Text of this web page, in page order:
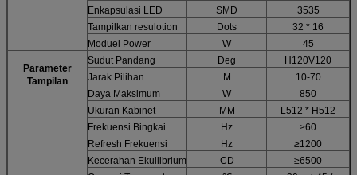
Enkapsulasi LED
SMD
3535
Tampilkan resulotion
Dots
32 * 16
Moduel Power
W 45
Parameter
Tampilan
Sudut Pandang Deg
H120V120
Jarak Pilihan
M
10-70
Daya Maksimum
W
850
Ukuran Kabinet
MM
L512 * H512
Frekuensi Bingkai
Hz
≥60
Refresh Frekuensi
Hz
≥1200
Kecerahan Ekuilibrium
CD
≥6500